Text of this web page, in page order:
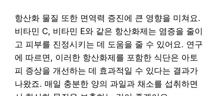
항산화 물질 또한 면역력 증진에 큰 영향을 미쳐요.
비타민 C, 비타민 E와 같은 항산화제는 염증을 줄이
고 피부를 진정시키는 데 도움을 줄 수 있어요. 연구
에 따르면, 이러한 항산화제를 포함한 식단은 아토
피 증상을 개선하는 데 효과적일 수 있다는 결과가
나왔죠. 매일 충분한 양의 과일과 채소를 섭취하면